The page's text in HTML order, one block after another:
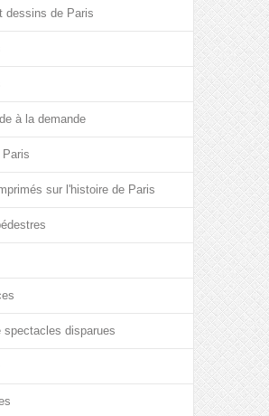
dessins de Paris
à la demande
sur l'histoire de Paris
spectacles disparues